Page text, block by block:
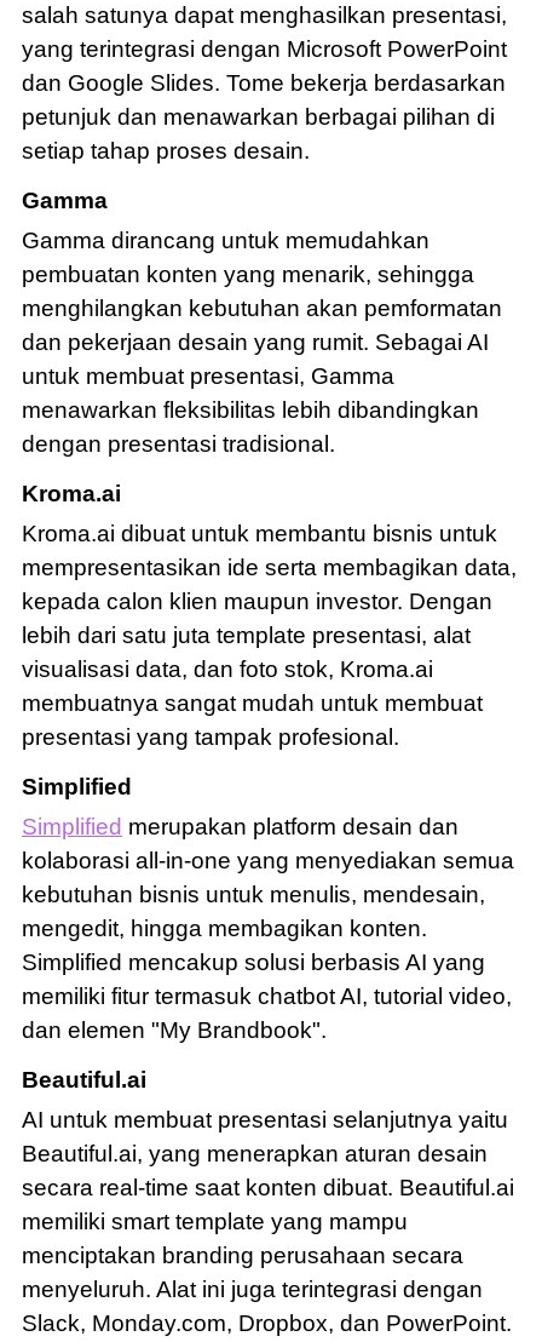
salah satunya dapat menghasilkan presentasi,
yang terintegrasi dengan Microsoft PowerPoint
dan Google Slides. Tome bekerja berdasarkan
petunjuk dan menawarkan berbagai pilihan di
setiap tahap proses desain.
Gamma
Gamma dirancang untuk memudahkan
pembuatan konten yang menarik, sehingga
menghilangkan kebutuhan akan pemformatan
dan pekerjaan desain yang rumit. Sebagai AI
untuk membuat presentasi, Gamma
menawarkan fleksibilitas lebih dibandingkan
dengan presentasi tradisional.
Kroma.ai
Kroma.ai dibuat untuk membantu bisnis untuk
mempresentasikan ide serta membagikan data,
kepada calon klien maupun investor. Dengan
lebih dari satu juta template presentasi, alat
visualisasi data, dan foto stok, Kroma.ai
membuatnya sangat mudah untuk membuat
presentasi yang tampak profesional.
Simplified
Simplified merupakan platform desain dan
kolaborasi all-in-one yang menyediakan semua
kebutuhan bisnis untuk menulis, mendesain,
mengedit, hingga membagikan konten.
Simplified mencakup solusi berbasis AI yang
memiliki fitur termasuk chatbot AI, tutorial video,
dan elemen "My Brandbook".
Beautiful.ai
AI untuk membuat presentasi selanjutnya yaitu
Beautiful.ai, yang menerapkan aturan desain
secara real-time saat konten dibuat. Beautiful.ai
memiliki smart template yang mampu
menciptakan branding perusahaan secara
menyeluruh. Alat ini juga terintegrasi dengan
Slack, Monday.com, Dropbox, dan PowerPoint.